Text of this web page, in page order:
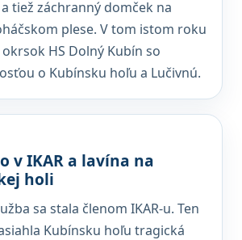
tiež záchranný domček na
plese. V tom istom roku
HS Dolný Kubín so
o Kubínsku hoľu a Lučivnú.
v IKAR a lavína na
holi
sa stala členom IKAR-u. Ten
Kubínsku hoľu tragická